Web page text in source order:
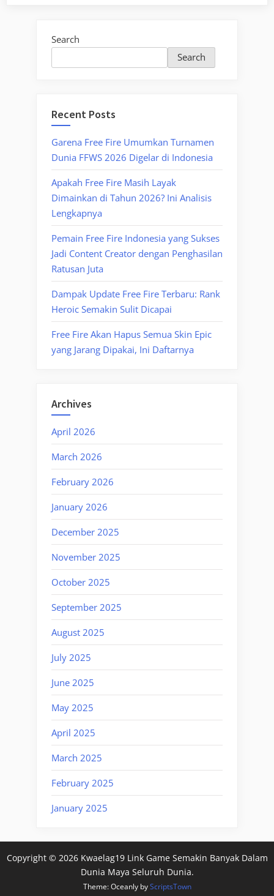
Search
Search
Recent Posts
Garena Free Fire Umumkan Turnamen
Dunia FFWS 2026 Digelar di Indonesia
Apakah Free Fire Masih Layak
Dimainkan di Tahun 2026? Ini Analisis
Lengkapnya
Pemain Free Fire Indonesia yang Sukses
Jadi Content Creator dengan Penghasilan
Ratusan Juta
Dampak Update Free Fire Terbaru: Rank
Heroic Semakin Sulit Dicapai
Free Fire Akan Hapus Semua Skin Epic
yang Jarang Dipakai, Ini Daftarnya
Archives
April 2026
March 2026
February 2026
January 2026
December 2025
November 2025
October 2025
September 2025
August 2025
July 2025
June 2025
May 2025
April 2025
March 2025
February 2025
January 2025
Copyright © 2026 Kwaelag19 Link Game Semakin Banyak Dalam
Dunia Maya Seluruh Dunia.
Theme: Oceanly byScriptsTown